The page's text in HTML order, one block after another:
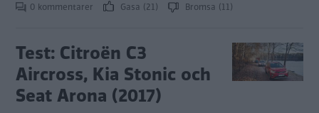
0 kommentarer Gasa (21) Bromsa (11)
Test: Citroën C3
Aircross, Kia Stonic och
Seat Arona (2017)